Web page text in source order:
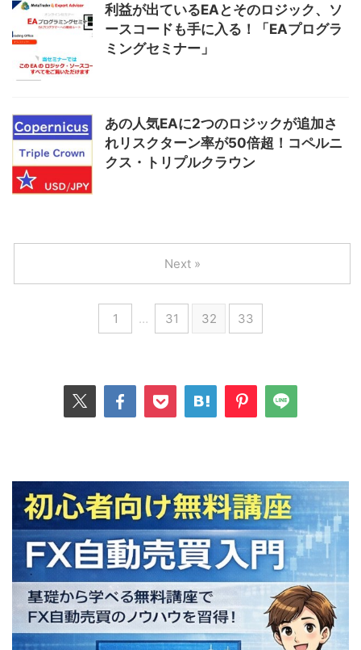
利益が出ているEAとそのロジック、ソ
ースコードも手に入る！「EAプログラ
ミングセミナー」
あの人気EAに2つのロジックが追加さ
れリスクターン率が50倍超！コペルニ
クス・トリプルクラウン
1 … 31 32 33
Next »